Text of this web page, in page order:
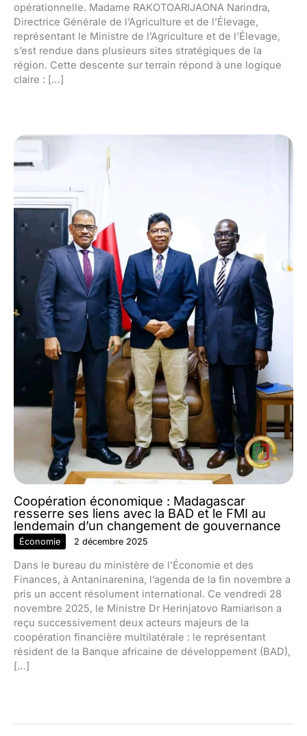
opérationnelle. Madame RAKOTOARIJAONA Narindra,
Directrice Générale de l’Agriculture et de l’Élevage,
représentant le Ministre de l’Agriculture et de l’Élevage,
s’est rendue dans plusieurs sites stratégiques de la
région. Cette descente sur terrain répond à une logique
claire : […]
Coopération économique : Madagascar
resserre ses liens avec la BAD et le FMI au
lendemain d’un changement de gouvernance
Économie 2 décembre 2025
Dans le bureau du ministère de l’Économie et des
Finances, à Antaninarenina, l’agenda de la fin novembre a
pris un accent résolument international. Ce vendredi 28
novembre 2025, le Ministre Dr Herinjatovo Ramiarison a
reçu successivement deux acteurs majeurs de la
coopération financière multilatérale : le représentant
résident de la Banque africaine de développement (BAD),
[…]